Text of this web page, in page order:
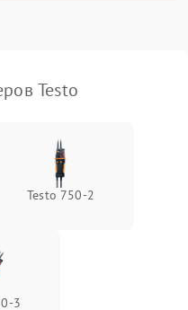
₽ Подробнее →
Testo
Testo 750-2
3